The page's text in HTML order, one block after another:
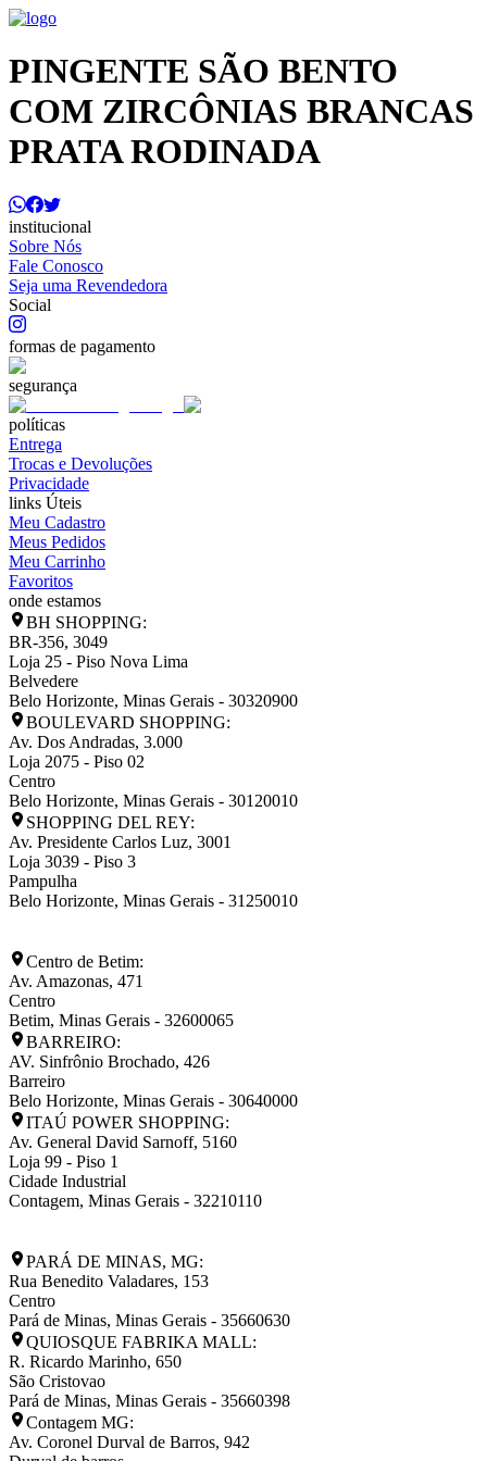
PINGENTE SÃO BENTO
COM ZIRCÔNIAS BRANCAS
PRATA RODINADA
institucional
Sobre Nós
Fale Conosco
Seja uma Revendedora
Social
formas de pagamento
segurança
políticas
Entrega
Trocas e Devoluções
Privacidade
links Úteis
Meu Cadastro
Meus Pedidos
Meu Carrinho
Favoritos
onde estamos
BH SHOPPING:
BR-356, 3049
Loja 25 - Piso Nova Lima
Belvedere
Belo Horizonte, Minas Gerais - 30320900
BOULEVARD SHOPPING:
Av. Dos Andradas, 3.000
Loja 2075 - Piso 02
Centro
Belo Horizonte, Minas Gerais - 30120010
SHOPPING DEL REY:
Av. Presidente Carlos Luz, 3001
Loja 3039 - Piso 3
Pampulha
Belo Horizonte, Minas Gerais - 31250010
Centro de Betim:
Av. Amazonas, 471
Centro
Betim, Minas Gerais - 32600065
BARREIRO:
AV. Sinfrônio Brochado, 426
Barreiro
Belo Horizonte, Minas Gerais - 30640000
ITAÚ POWER SHOPPING:
Av. General David Sarnoff, 5160
Loja 99 - Piso 1
Cidade Industrial
Contagem, Minas Gerais - 32210110
PARÁ DE MINAS, MG:
Rua Benedito Valadares, 153
Centro
Pará de Minas, Minas Gerais - 35660630
QUIOSQUE FABRIKA MALL:
R. Ricardo Marinho, 650
São Cristovao
Pará de Minas, Minas Gerais - 35660398
Contagem MG:
Av. Coronel Durval de Barros, 942